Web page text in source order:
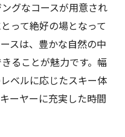
グなコースが用意され
って絶好の場となって
スは、豊かな自然の中
ることが魅力です。幅
ベルに応じたスキー体
ーヤーに充実した時間